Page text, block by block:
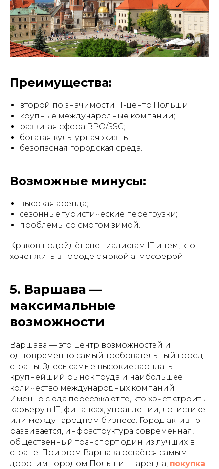
Преимущества:
второй по значимости IT-центр Польши;
крупные международные компании;
развитая сфера BPO/SSC;
богатая культурная жизнь;
безопасная городская среда.
Возможные минусы:
высокая аренда;
сезонные туристические перегрузки;
проблемы со смогом зимой.
Краков подойдёт специалистам IT и тем, кто
хочет жить в городе с яркой атмосферой.
5. Варшава —
максимальные
возможности
Варшава — это центр возможностей и
одновременно самый требовательный город
страны. Здесь самые высокие зарплаты,
крупнейший рынок труда и наибольшее
количество международных компаний.
Именно сюда переезжают те, кто хочет строить
карьеру в IT, финансах, управлении, логистике
или международном бизнесе. Город активно
развивается, инфраструктура современная,
общественный транспорт один из лучших в
стране. При этом Варшава остаётся самым
дорогим городом Польши — аренда, покупка